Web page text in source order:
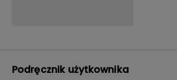
Podręcznik użytkownika